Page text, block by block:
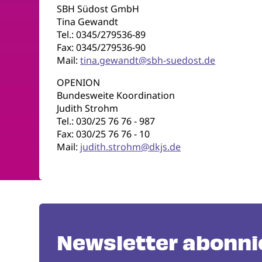
SBH Südost GmbH
Tina Gewandt
Tel.: 0345/279536-89
Fax: 0345/279536-90
Mail:tina.gewandt@sbh-suedost.de
OPENION
Bundesweite Koordination
Judith Strohm
Tel.: 030/25 76 76 - 987
Fax: 030/25 76 76 - 10
Mail: judith.strohm@dkjs.de
Newsletter